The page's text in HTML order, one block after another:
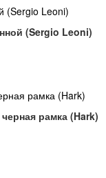
(Sergio Leoni)
рамка (Hark)